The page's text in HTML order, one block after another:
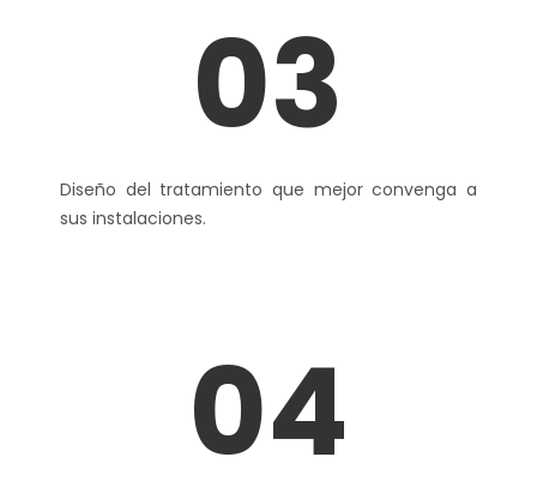
03
Diseño del tratamiento que mejor convenga a
sus instalaciones.
04